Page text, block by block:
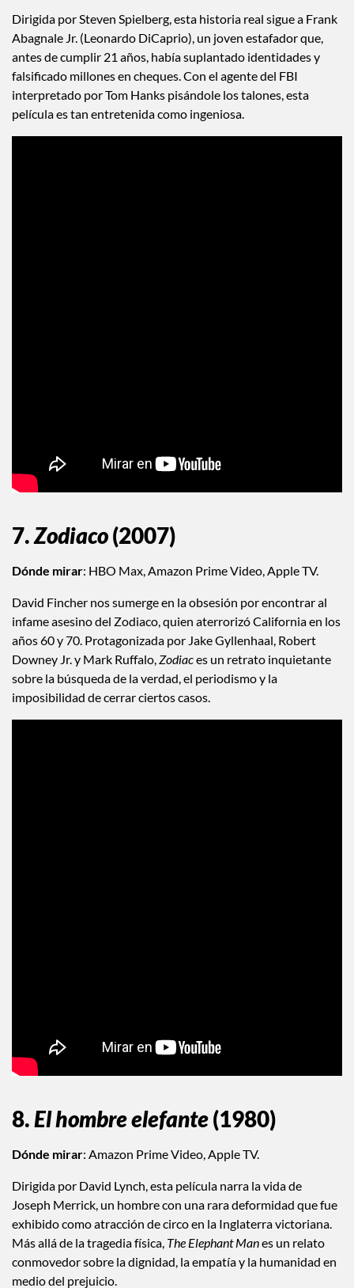
Dirigida por Steven Spielberg, esta historia real sigue a Frank
Abagnale Jr. (Leonardo DiCaprio), un joven estafador que,
antes de cumplir 21 años, había suplantado identidades y
falsificado millones en cheques. Con el agente del FBI
interpretado por Tom Hanks pisándole los talones, esta
película es tan entretenida como ingeniosa.
7.Zodiaco(2007)
Dónde mirar: HBO Max, Amazon Prime Video, Apple TV.
David Fincher nos sumerge en la obsesión por encontrar al
infame asesino del Zodiaco, quien aterrorizó California en los
años 60 y 70. Protagonizada por Jake Gyllenhaal, Robert
Downey Jr. y Mark Ruffalo,Zodiaces un retrato inquietante
sobre la búsqueda de la verdad, el periodismo y la
imposibilidad de cerrar ciertos casos.
8.El hombre elefante(1980)
Dónde mirar: Amazon Prime Video, Apple TV.
Dirigida por David Lynch, esta película narra la vida de
Joseph Merrick, un hombre con una rara deformidad que fue
exhibido como atracción de circo en la Inglaterra victoriana.
Más allá de la tragedia física, The Elephant Manes un relato
conmovedor sobre la dignidad, la empatía y la humanidad en
medio del prejuicio.